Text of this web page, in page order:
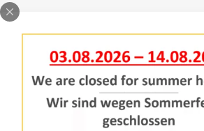
Anpassungen
Engineering
Ersatzteile
Reparaturwerkstatt
Sprühgerätprüfung Alleebaumsprühgeräte